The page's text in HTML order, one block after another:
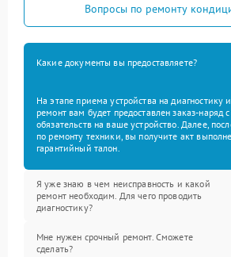
Вопросы по ремонту
Какие документы вы предоставляете?
На этапе приема устройства на диагностику
ремонт вам будет предоставлен заказ-наряд
обязательств на ваше устройство. Далее,
по ремонту техники, вы получите акт
гарантийный талон.
Я уже знаю в чем неисправность и какой
ремонт необходим. Для чего проводить
диагностику?
Мне нужен срочный ремонт. Сможете
сделать?